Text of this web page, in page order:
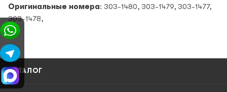
Оригинальные номера: 303-1480, 303-1479, 303-1477,
303-1478,
КАТАЛОГ